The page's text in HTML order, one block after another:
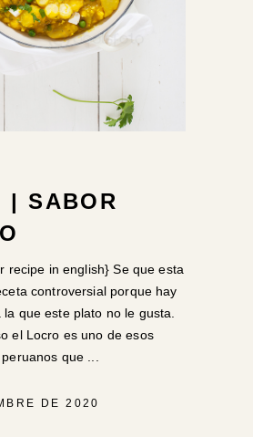
| SABOR
recipe in english} Se que esta
controversial porque hay
que este plato no le gusta.
el Locro es uno de esos
que
DE 2020